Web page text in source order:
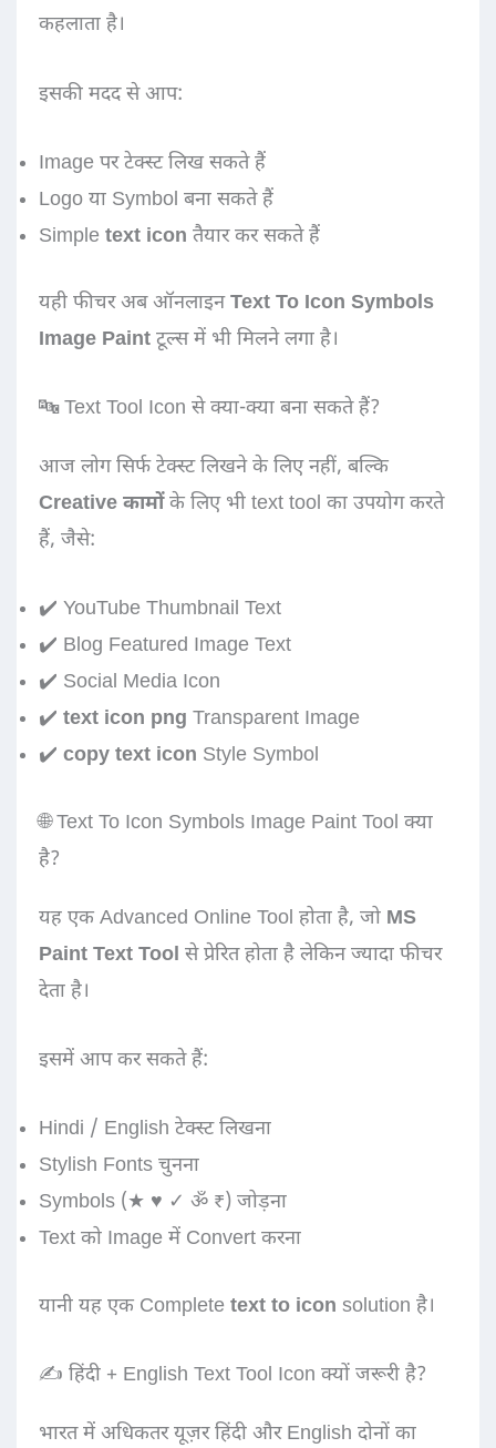
कहलाता है।
इसकी मदद से आप:
Image पर टेक्स्ट लिख सकते हैं
Logo या Symbol बना सकते हैं
Simple text icon तैयार कर सकते हैं
यही फीचर अब ऑनलाइनText To Icon Symbols
Image Paint टूल्स में भी मिलने लगा है।
🔤 Text Tool Icon से क्या-क्या बना सकते हैं?
आज लोग सिर्फ टेक्स्ट लिखने के लिए नहीं, बल्कि
Creative कामोंके लिए भी text tool का उपयोग करते
हैं, जैसे:
✔️ YouTube Thumbnail Text
✔️ Blog Featured Image Text
✔️ Social Media Icon
✔️ text icon png Transparent Image
✔️ copy text icon Style Symbol
🌐 Text To Icon Symbols Image Paint Tool क्या
है?
यह एक Advanced Online Tool होता है, जो MS
Paint Text Tool से प्रेरित होता है लेकिन ज्यादा फीचर
देता है।
इसमें आप कर सकते हैं:
Hindi / English टेक्स्ट लिखना
Stylish Fonts चुनना
Symbols (★ ♥ ✓ ॐ ₹) जोड़ना
Text को Image में Convert करना
यानी यह एक Complete text to icon solution है।
✍️ हिंदी + English Text Tool Icon क्यों जरूरी है?
भारत में अधिकतर यूज़र हिंदी और English दोनों का